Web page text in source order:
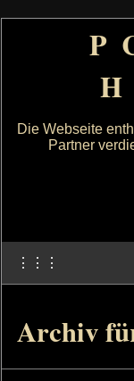
Die Webseite
Partner
⋮⋮⋮
Archiv